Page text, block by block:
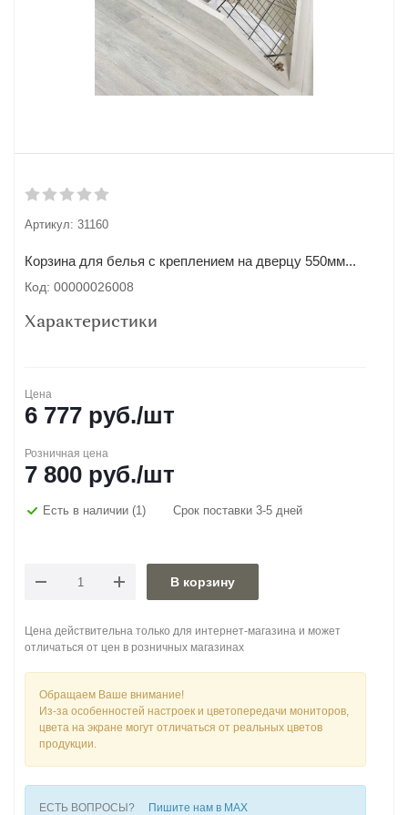
Артикул: 31160
Корзина для белья с креплением на дверцу 550мм...
Код: 00000026008
Характеристики
Цена
6 777 руб./шт
Розничная цена
7 800 руб./шт
Есть в наличии (1) Срок поставки 3-5 дней
В корзину
Цена действительна только для интернет-магазина и может
отличаться от цен в розничных магазинах
Обращаем Ваше внимание!
Из-за особенностей настроек и цветопередачи мониторов,
цвета на экране могут отличаться от реальных цветов
продукции.
ЕСТЬ ВОПРОСЫ? Пишите нам в MAX